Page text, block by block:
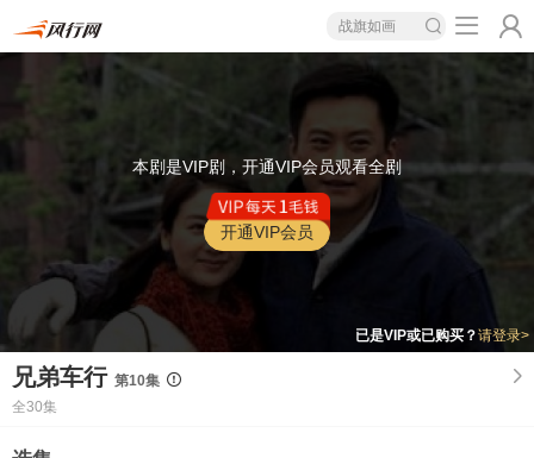
战旗如画
本剧是VIP剧，开通VIP会员观看全剧
开通VIP会员
已是VIP或已购买？请登录>
兄弟车行 第10集
全30集